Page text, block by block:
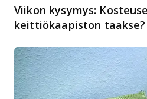
Viikon kysymys:
keittiökaapiston taakse?